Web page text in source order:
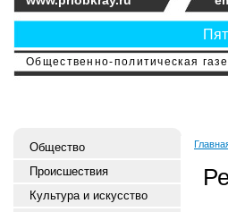
Общественно-политическая
Общество
Происшествия
Культура и искусство